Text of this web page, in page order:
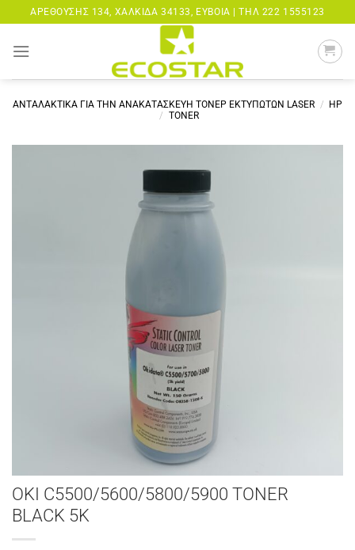
Μετάβαση
στο
περιεχόμενο
ΑΡΕΘΟΎΣΗΣ 134, ΧΑΛΚΊΔΑ 34133, ΕΎΒΟΙΑ |ΤΗΛ 222 1555123
ΑΝΤΑΛΑΚΤΙΚΑ ΓΙΑ ΤΗΝ ΑΝΑΚΑΤΑΣΚΕΥΗ ΤΟΝΕΡ ΕΚΤΥΠΩΤΩΝ LASER /
HP
/ TONER
OKI C5500/5600/5800/5900 TONER
BLACK 5K